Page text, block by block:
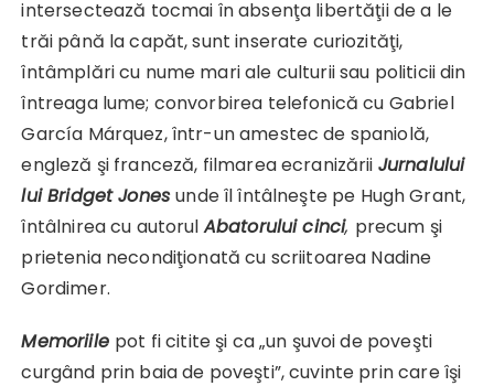
intersectează tocmai în absenţa libertăţii de a le
trăi până la capăt, sunt inserate curiozităţi,
întâmplări cu nume mari ale culturii sau politicii din
întreaga lume; convorbirea telefonică cu Gabriel
García Márquez, într-un amestec de spaniolă,
engleză şi franceză, filmarea ecranizării Jurnalului
lui Bridget Jones unde îl întâlneşte pe Hugh Grant,
întâlnirea cu autorulAbatorului cinci, precum şi
prietenia necondiţionată cu scriitoarea Nadine
Gordimer.
Memoriile pot fi citite şi ca „un şuvoi de poveşti
curgând prin baia de poveşti”, cuvinte prin care îşi